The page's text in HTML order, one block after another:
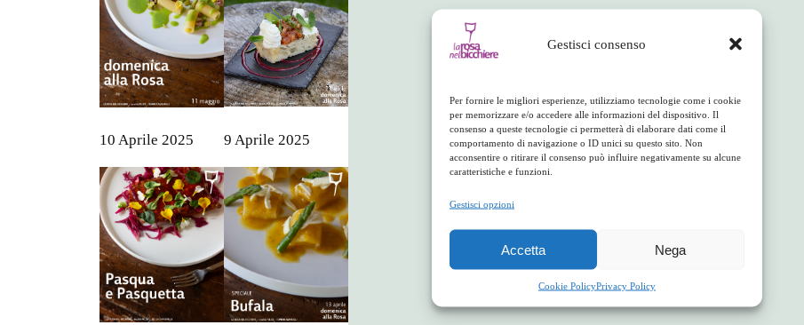
Gestisci consenso
Per fornire le migliori esperienze, utilizziamo tecnologie come i cookie
per memorizzare e/o accedere alle informazioni del dispositivo. Il
consenso a queste tecnologie ci permetterà di elaborare dati come il
comportamento di navigazione o ID unici su questo sito. Non
acconsentire o ritirare il consenso può influire negativamente su alcune
caratteristiche e funzioni.
Gestisci opzioni
Accetta Nega
Cookie PolicyPrivacy Policy
10 Aprile 2025 9 Aprile 2025